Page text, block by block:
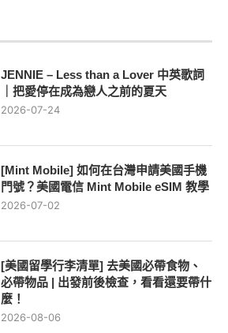
JENNIE – Less than a Lover 中英歌詞
｜把愛停在成為戀人之前的夏天
2026-07-24
[Mint Mobile] 如何在台灣申請美國手機
門號？美國電信 Mint Mobile eSIM 教學
2026-07-02
[美國留學行李清單] 去美國必帶食物、
必帶物品 | 出發前後檢查，看看還要帶什
麼！
2026-08-06